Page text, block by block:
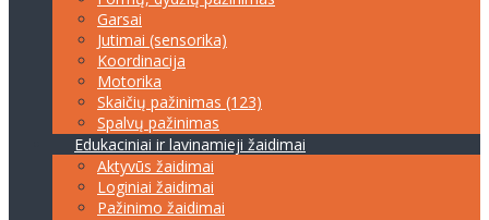
Garsai
Jutimai (sensorika)
Koordinacija
Motorika
Skaičių pažinimas (123)
Spalvų pažinimas
Edukaciniai ir lavinamieji žaidimai
Aktyvūs žaidimai
Loginiai žaidimai
Pažinimo žaidimai